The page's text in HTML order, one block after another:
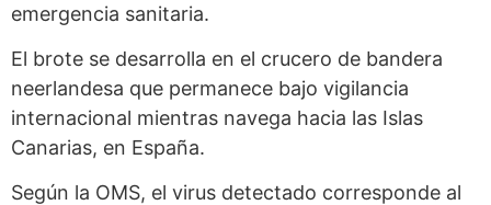
emergencia sanitaria.
El brote se desarrolla en el crucero de bandera
neerlandesa que permanece bajo vigilancia
internacional mientras navega hacia las Islas
Canarias, en España.
Según la OMS, el virus detectado corresponde al